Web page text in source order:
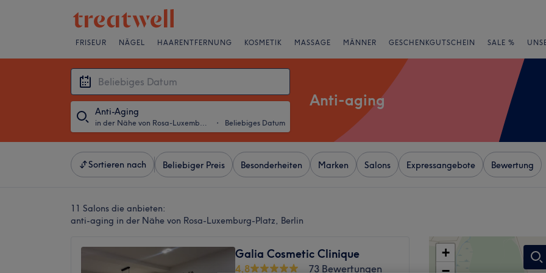
FRISEUR NÄGEL HAARENTFERNUNG KOSMETIK MASSAGE MÄNNER GESCHENKGUTSCHEIN SALE %
Anti-Aging
in der Nähe von Rosa-Luxemburg-Platz, Berlin ・ Beliebiges Datum
Anti-aging
Sortieren nach Beliebiger Preis Besonderheiten Marken Salons Expressangebote Bewertung
11 Salons die anbieten:
anti-aging in der Nähe von Rosa-Luxemburg-Platz, Berlin
Galia Cosmetic Clinique
4,8
73 Bewertungen
+